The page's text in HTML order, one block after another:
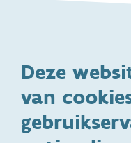
Deze
van
Ontwikkeling en gedrag
Specifieke
ondersteuningsbehoefte
Zwangerschap en geboorte